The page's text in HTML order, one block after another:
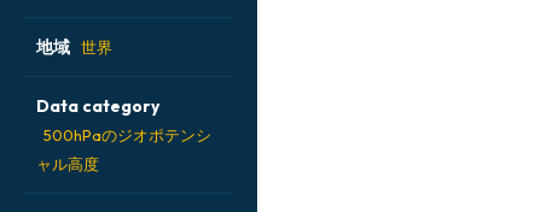
2026-08-07 12 UTC
2026-08-07 18 UTC
ALADIN CZ 2.3 km
ECMWF IFS 0.25°
GFS
地域 世界
アイスランド
アメリカ合衆国
アルゼンチン
Data category
500hPaのジオポテンシ
ャル高度